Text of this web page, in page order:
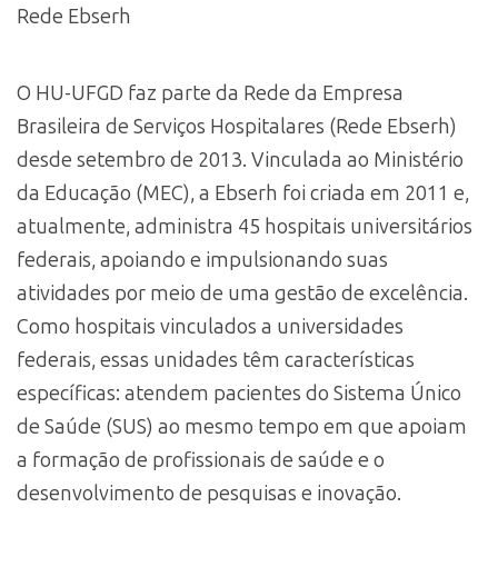
Rede Ebserh
O HU-UFGD faz parte da Rede da Empresa
Brasileira de Serviços Hospitalares (Rede Ebserh)
desde setembro de 2013. Vinculada ao Ministério
da Educação (MEC), a Ebserh foi criada em 2011 e,
atualmente, administra 45 hospitais universitários
federais, apoiando e impulsionando suas
atividades por meio de uma gestão de excelência.
Como hospitais vinculados a universidades
federais, essas unidades têm características
específicas: atendem pacientes do Sistema Único
de Saúde (SUS) ao mesmo tempo em que apoiam
a formação de profissionais de saúde e o
desenvolvimento de pesquisas e inovação.